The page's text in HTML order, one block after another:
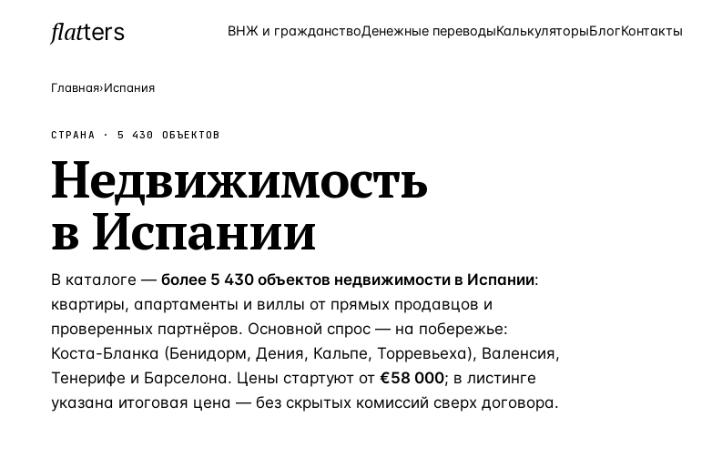
flatters ВНЖ и гражданствоДенежные переводыКалькуляторыБлогКонтакты
—Страна
Страна
Испания — Страна
Кипр —Страна 3 906 объектов
Таиланд — Страна
Греция —Страна 2 797 объектов
Сочи —Локация Россия · 3 920
Главная›Испания
СТРАНА · 5 430 ОБЪЕКТОВ
Недвижимость
в Испании
В каталоге — более 5 430 объектов недвижимости в Испании:
квартиры, апартаменты и виллы от прямых продавцов и
проверенных партнёров. Основной спрос — на побережье:
Коста-Бланка (Бенидорм, Дения, Кальпе, Торревьеха), Валенсия,
Тенерифе и Барселона. Цены стартуют от €58 000; в листинге
указана итоговая цена — без скрытых комиссий сверх договора.